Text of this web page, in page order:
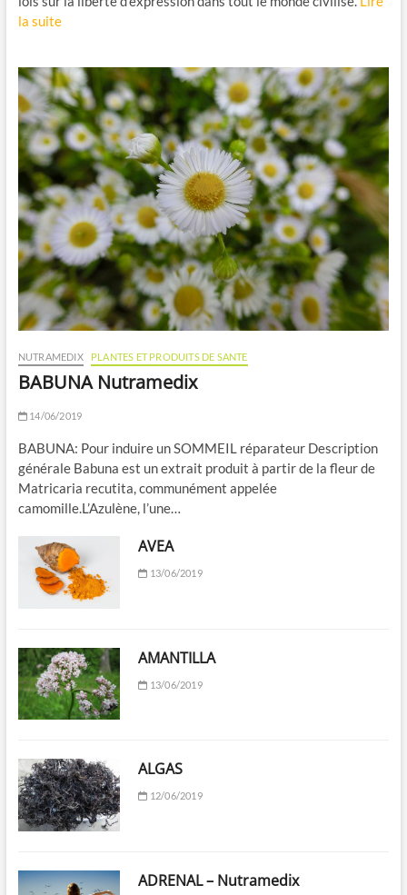
la suite
NUTRAMEDIX PLANTES ET PRODUITS DE SANTE
BABUNA Nutramedix
14/06/2019
BABUNA: Pour induire un SOMMEIL réparateur Description
générale Babuna est un extrait produit à partir de la fleur de
Matricaria recutita, communément appelée
camomille.L’Azulène, l’une…
AVEA
13/06/2019
AMANTILLA
13/06/2019
ALGAS
12/06/2019
ADRENAL – Nutramedix